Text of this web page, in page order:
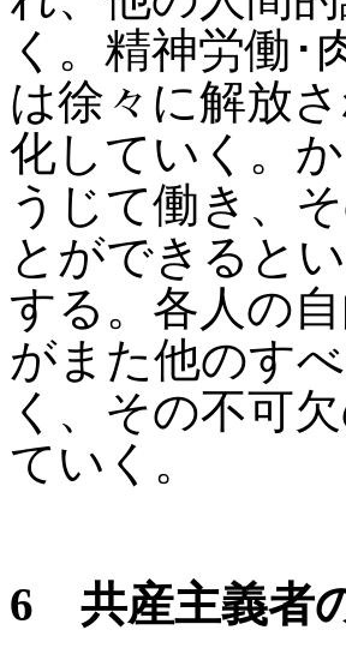
く。精神労働･
は徐々に解放
化していく。
うじて働き、
とができると
する。各人の
がまた他のす
く、その不可
ていく。
6 共産主義者